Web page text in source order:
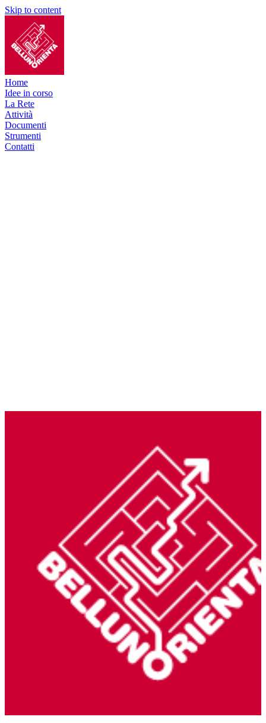
Skip to content
Home
Idee in corso
La Rete
Attività
Documenti
Strumenti
Contatti